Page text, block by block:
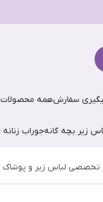
سفارشهمه محصولات
زیر بچه گانهجوراب زنانه
تخصصی لباس زیر و پوشاک